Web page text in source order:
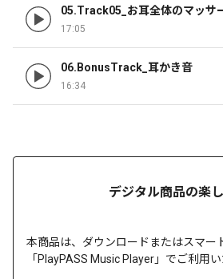
05.Track05_お耳全体のマッサ
～っぷりやってあげる♪
17:05
06.BonusTrack_耳かき音
16:34
デジタル商品の楽
本商品は、 ダウンロードまたはスマー
「PlayPASS Music Player」でご利用い